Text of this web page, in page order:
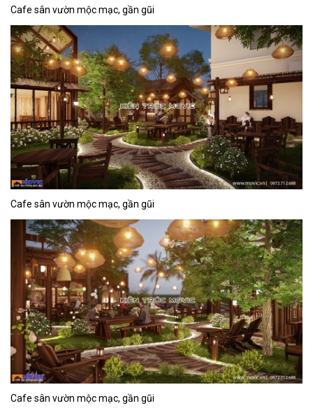
Cafe sân vườn mộc mạc, gần gũi
Cafe sân vườn mộc mạc, gần gũi
Cafe sân vườn mộc mạc, gần gũi